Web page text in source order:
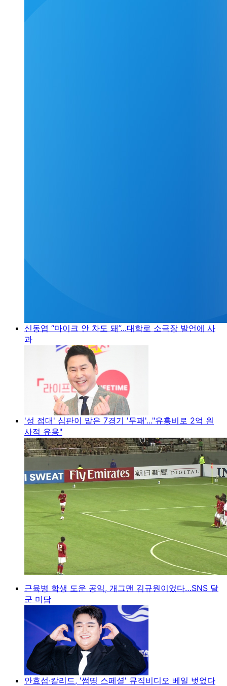
신동엽 “마이크 안 차도 돼”...대학로 소극장 발언에 사
과
'성 접대' 심판이 맡은 7경기 '무패'..."유흥비로 2억 원
사적 유용"
근육병 학생 도운 공익, 개그맨 김규원이었다…SNS 달
군 미담
안효섭·칼리드, '썸띵 스페셜' 뮤직비디오 베일 벗었다